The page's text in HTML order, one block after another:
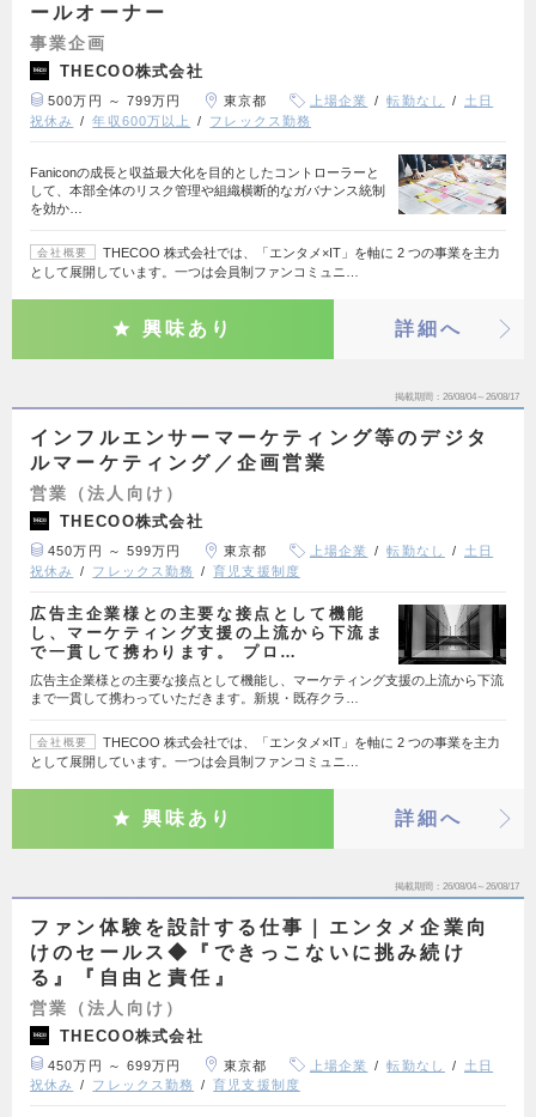
ールオーナー
事業企画
THECOO株式会社
500万円 ～ 799万円 東京都 上場企業 転勤なし
土日
祝休み
年収600万以上 フレックス勤務
Faniconの成長と収益最大化を目的としたコントローラーと
して、本部全体のリスク管理や組織横断的なガバナンス統制
を効か…
会社概要
THECOO 株式会社では、「エンタメ×IT」を軸に 2 つの事業を主力
として展開しています。一つは会員制ファンコミュニ…
興味あり 詳細へ
掲載期間 26/08/04～26/08/17
インフルエンサーマーケティング等のデジタ
ルマーケティング／企画営業
営業（法人向け）
THECOO株式会社
450万円 ～ 599万円 東京都 上場企業 転勤なし
土日
祝休み
フレックス勤務 育児支援制度
広告主企業様との主要な接点として機能
し、マーケティング支援の上流から下流ま
で一貫して携わります。 プロ…
広告主企業様との主要な接点として機能し、マーケティング支援の上流から下流
まで一貫して携わっていただきます。新規・既存クラ…
会社概要
THECOO 株式会社では、「エンタメ×IT」を軸に 2 つの事業を主力
として展開しています。一つは会員制ファンコミュニ…
興味あり 詳細へ
掲載期間 26/08/04～26/08/17
ファン体験を設計する仕事｜エンタメ企業向
けのセールス◆『できっこないに挑み続け
る』『自由と責任』
営業（法人向け）
THECOO株式会社
450万円 ～ 699万円 東京都 上場企業 転勤なし
土日
祝休み
フレックス勤務 育児支援制度